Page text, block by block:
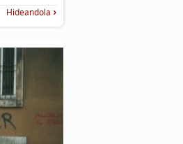
Hideandola